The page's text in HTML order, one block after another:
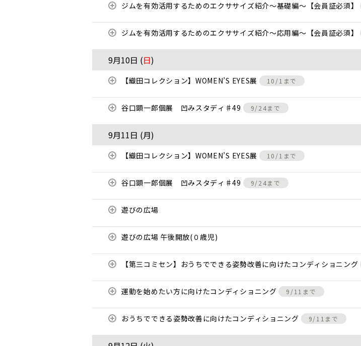
ジムを有効活用するためのエクササイズ紹介〜基礎編〜【会員証必須】
ジムを有効活用するためのエクササイズ紹介〜応用編〜【会員証必須】
9月10日 (日)
【織田コレクション】WOMEN’S EYES展 10/1まで
谷口顕一郎個展 凹みスタディ♯49 9/24まで
9月11日 (月)
【織田コレクション】WOMEN’S EYES展 10/1まで
谷口顕一郎個展 凹みスタディ♯49 9/24まで
遊びの広場
遊びの広場 午後開放(０歳児)
【第三コミセン】おうちでできる姿勢改善に向けたコンディショニング
運動を始めたい方に向けたコンディショニング 9/11まで
おうちでできる姿勢改善に向けたコンディショニング 9/11まで